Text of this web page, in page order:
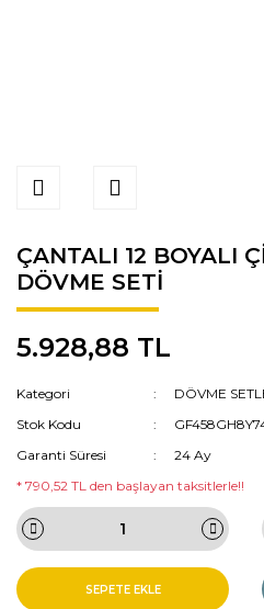
ÇANTALI 12 BOYALI
DÖVME SETİ
5.928,88 TL
Kategori
DÖVME
Stok Kodu
Garanti Süresi
24 Ay
* 790,52 TL den başlayan taksitlerle!!
SEPETE EKLE